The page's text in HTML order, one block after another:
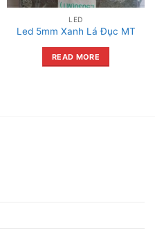
LED
Led 5mm Xanh Lá Đục MT
READ MORE